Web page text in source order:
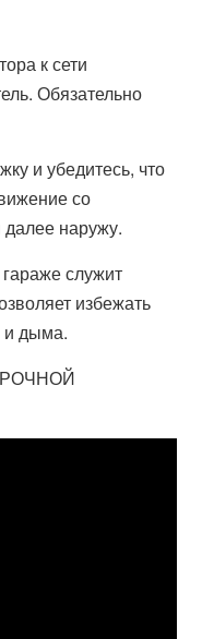
к сети
Обязательно
и убедитесь, что
со
далее наружу.
служит
избежать
и дыма.